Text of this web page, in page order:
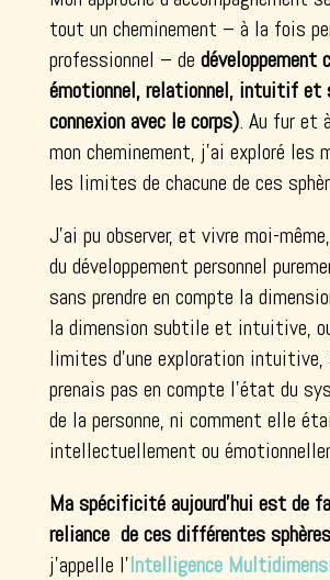
tout un cheminement – à la fois
professionnel – de développement
émotionnel, relationnel, intuitif et
connexion avec le corps). Au fur et
mon cheminement, j’ai exploré les
les limites de chacune de ces
J’ai pu observer, et vivre moi-
du développement personnel
sans prendre en compte la
la dimension subtile et intuitive,
limites d’une exploration intuitive,
prenais pas en compte l’état du
de la personne, ni comment elle
intellectuellement ou
Ma spécificité aujourd’hui est de
reliance de ces différentes
j’appelle l’Intelligence